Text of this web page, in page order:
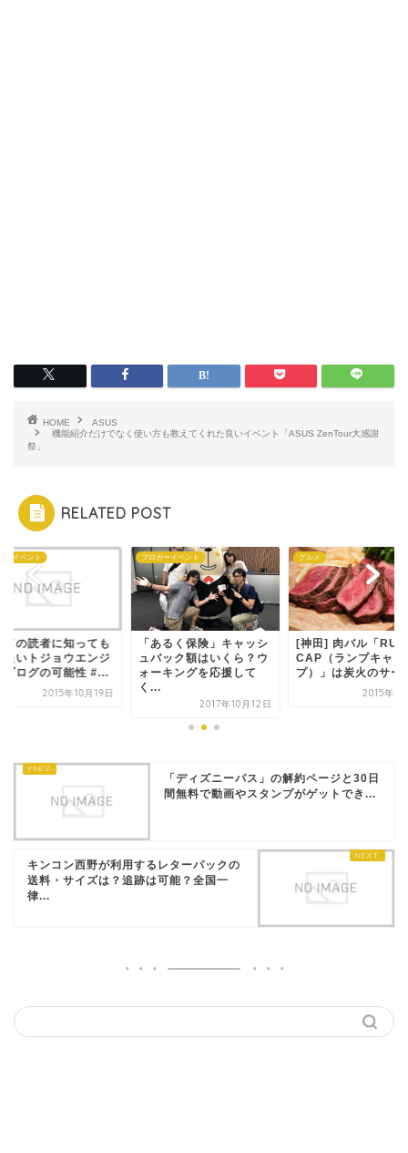
HOME
ASUS
機能紹介だけでなく使い方も教えてくれた良いイベント「ASUS ZenTour大感謝
祭」
RELATED POST
ーイベント
るく保険」キャッシ
ック額はいくら？ウ
キングを応援して
グルメ
[神田] 肉バル「RUMP
CAP（ランプキャッ
プ）」は炭火のサー...
ブロガーイベント
すべての読者に知っ
らいたいトジョウエ
ンとブログの可能性
2015年10
「ディズニーパス」の解約ページと30日
間無料で動画やスタンプがゲットでき...
キンコン西野が利用するレターパックの
送料・サイズは？追跡は可能？全国一
律...